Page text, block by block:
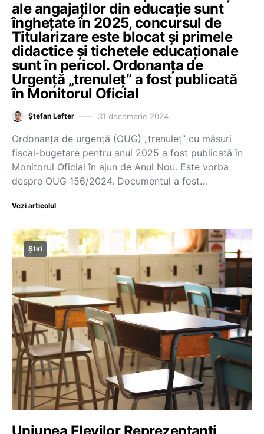
ale angajaților din educație sunt
înghețate în 2025, concursul de
Titularizare este blocat și primele
didactice și tichetele educaționale
sunt în pericol. Ordonanța de
Urgență „trenuleț” a fost publicată
în Monitorul Oficial
Ștefan Lefter 31 decembrie 2024
Ordonanța de urgență (OUG) „trenuleț” cu măsuri
fiscal-bugetare pentru anul 2025 a fost publicată în
Monitorul Oficial în ajun de Anul Nou. Este vorba
despre OUG 156/2024. Documentul a fost…
Vezi articolul
Știri